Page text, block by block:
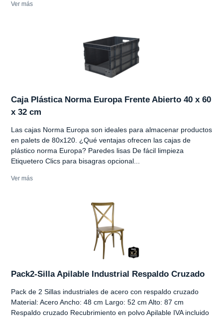
Ver más
Caja Plástica Norma Europa Frente Abierto 40 x 60
x 32 cm
Las cajas Norma Europa son ideales para almacenar productos
en palets de 80x120. ¿Qué ventajas ofrecen las cajas de
plástico norma Europa? Paredes lisas De fácil limpieza
Etiquetero Clics para bisagras opcional...
Ver más
Pack2-Silla Apilable Industrial Respaldo Cruzado
Pack de 2 Sillas industriales de acero con respaldo cruzado
Material: Acero Ancho: 48 cm Largo: 52 cm Alto: 87 cm
Respaldo cruzado Recubrimiento en polvo Apilable IVA incluido